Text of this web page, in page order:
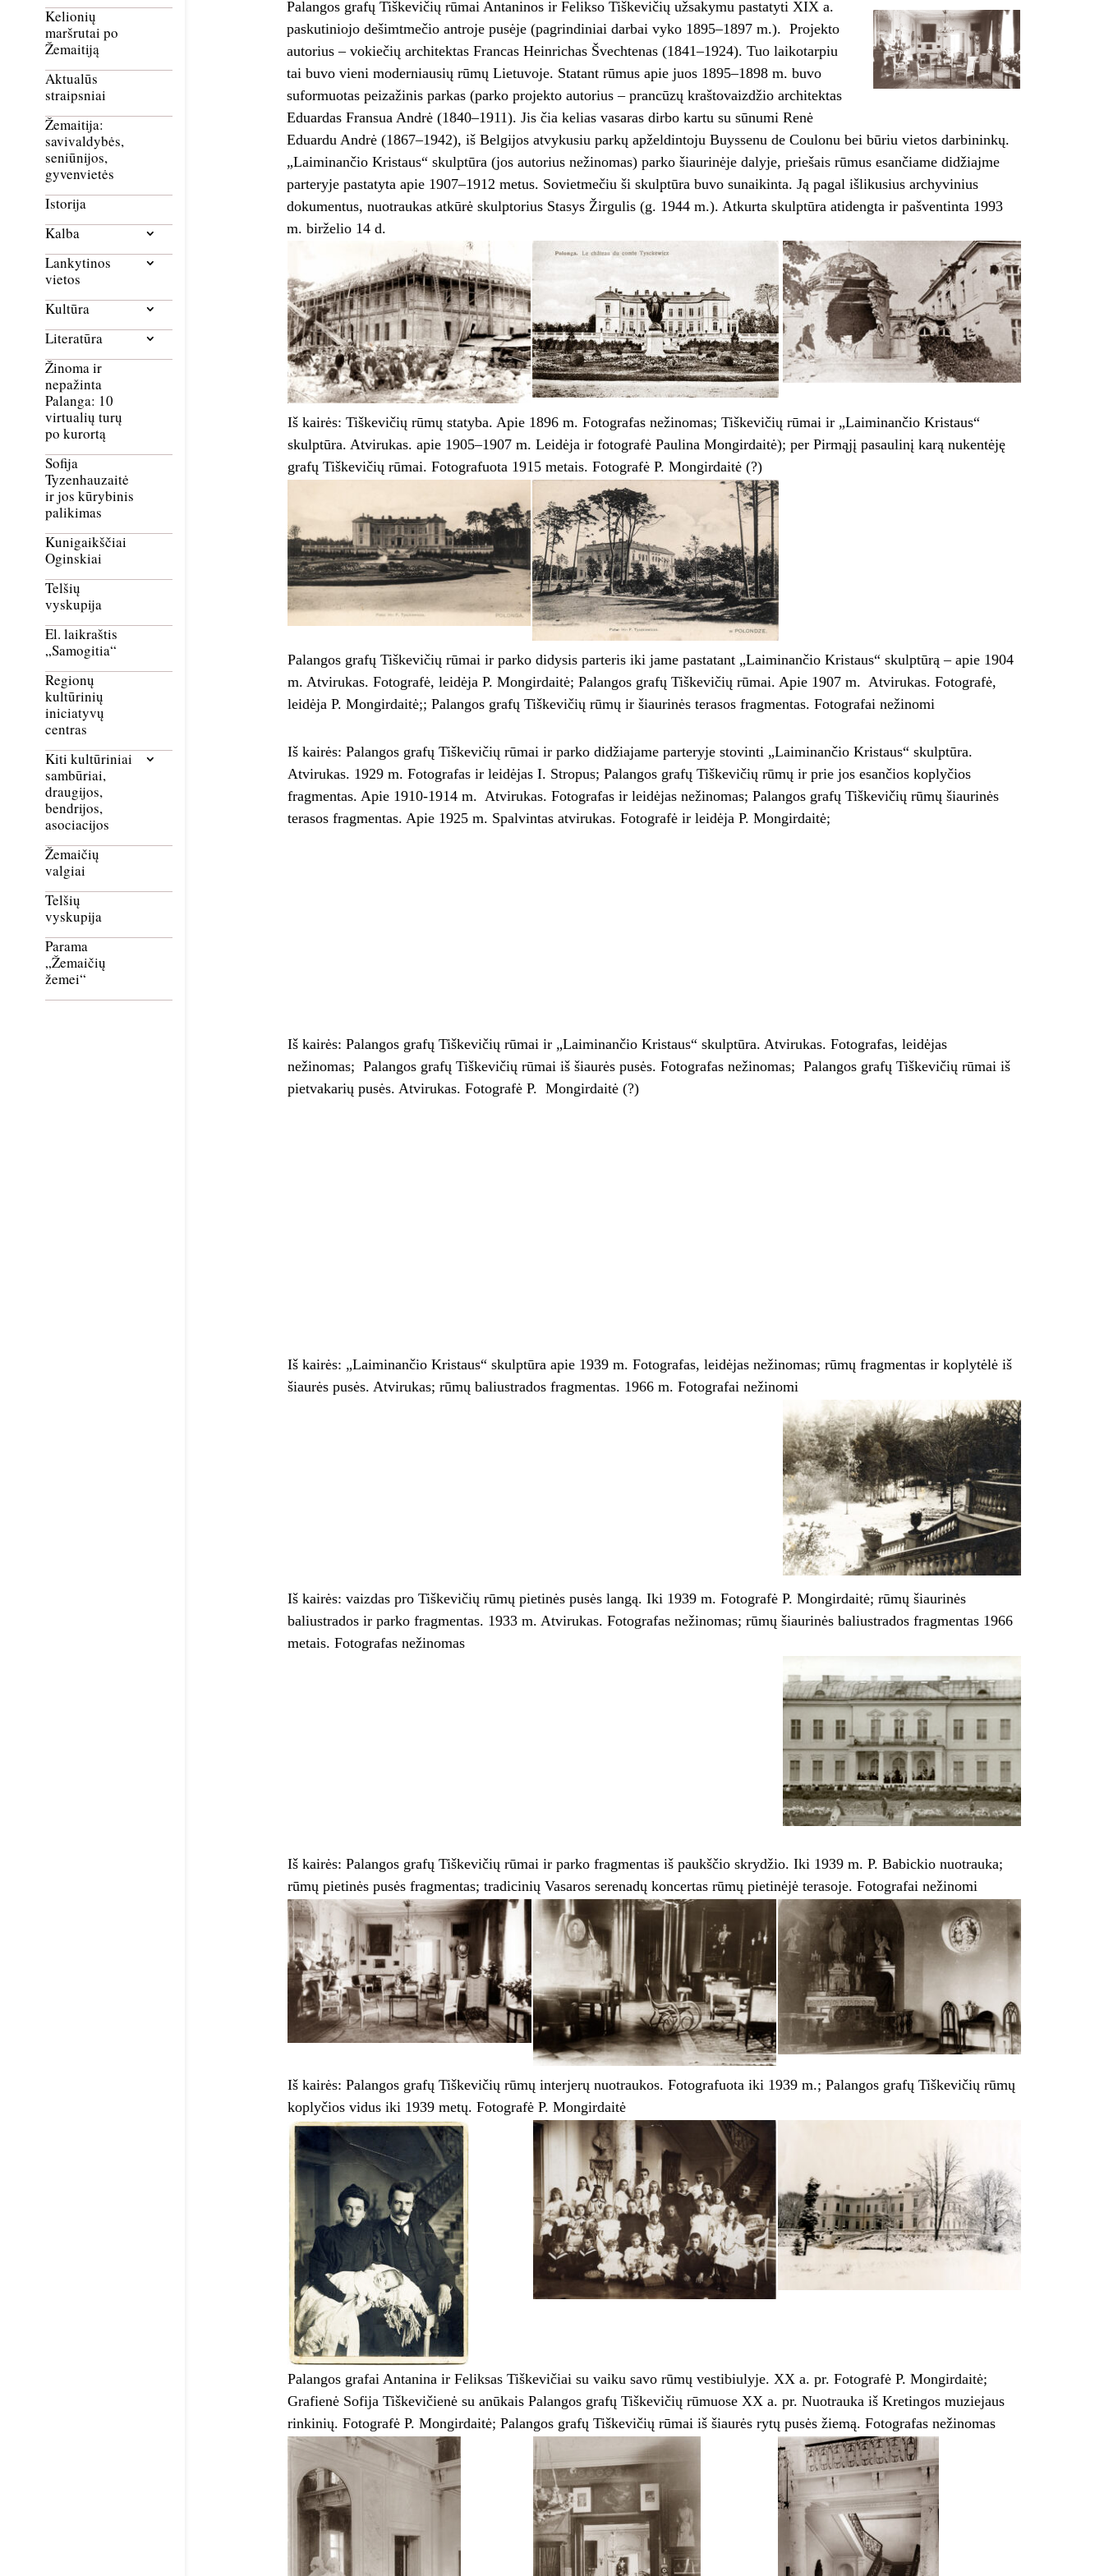
Kelionių
maršrutai po
Žemaitiją
Aktualūs
straipsniai
Žemaitija:
savivaldybės,
seniūnijos,
gyvenvietės
Istorija
Kalba
Lankytinos
vietos
Kultūra
Literatūra
Žinoma ir
nepažinta
Palanga: 10
virtualių turų
po kurortą
Sofija
Tyzenhauzaitė
ir jos kūrybinis
palikimas
Kunigaikščiai
Oginskiai
Telšių
vyskupija
El. laikraštis
„Samogitia“
Regionų
kultūrinių
iniciatyvų
centras
Kiti kultūriniai
sambūriai,
draugijos,
bendrijos,
asociacijos
Žemaičių
valgiai
Telšių
vyskupija
Parama
„Žemaičių
žemei“
Palangos grafų Tiškevičių rūmai Antaninos ir Felikso Tiškevičių užsakymu pastatyti XIX a.
paskutiniojo dešimtmečio antroje pusėje (pagrindiniai darbai vyko 1895–1897 m.). Projekto
autorius – vokiečių architektas Francas Heinrichas Švechtenas (1841–1924). Tuo laikotarpiu
tai buvo vieni moderniausių rūmų Lietuvoje. Statant rūmus apie juos 1895–1898 m. buvo
suformuotas peizažinis parkas (parko projekto autorius – prancūzų kraštovaizdžio architektas
Eduardas Fransua Andrė (1840–1911). Jis čia kelias vasaras dirbo kartu su sūnumi Renė
Eduardu Andrė (1867–1942), iš Belgijos atvykusiu parkų apželdintoju Buyssenu de Coulonu bei būriu vietos darbininkų.
„Laiminančio Kristaus“ skulptūra (jos autorius nežinomas) parko šiaurinėje dalyje, priešais rūmus esančiame didžiajme
parteryje pastatyta apie 1907–1912 metus. Sovietmečiu ši skulptūra buvo sunaikinta. Ją pagal išlikusius archyvinius
dokumentus, nuotraukas atkūrė skulptorius Stasys Žirgulis (g. 1944 m.). Atkurta skulptūra atidengta ir pašventinta 1993
m. birželio 14 d.
Iš kairės: Tiškevičių rūmų statyba. Apie 1896 m. Fotografas nežinomas; Tiškevičių rūmai ir „Laiminančio Kristaus“
skulptūra. Atvirukas. apie 1905–1907 m. Leidėja ir fotografė Paulina Mongirdaitė); per Pirmąjį pasaulinį karą nukentėję
grafų Tiškevičių rūmai. Fotografuota 1915 metais. Fotografė P. Mongirdaitė (?)
Palangos grafų Tiškevičių rūmai ir parko didysis parteris iki jame pastatant „Laiminančio Kristaus“ skulptūrą – apie 1904
m. Atvirukas. Fotografė, leidėja P. Mongirdaitė; Palangos grafų Tiškevičių rūmai. Apie 1907 m. Atvirukas. Fotografė,
leidėja P. Mongirdaitė;; Palangos grafų Tiškevičių rūmų ir šiaurinės terasos fragmentas. Fotografai nežinomi
Iš kairės: Palangos grafų Tiškevičių rūmai ir parko didžiajame parteryje stovinti „Laiminančio Kristaus“ skulptūra.
Atvirukas. 1929 m. Fotografas ir leidėjas I. Stropus; Palangos grafų Tiškevičių rūmų ir prie jos esančios koplyčios
fragmentas. Apie 1910-1914 m. Atvirukas. Fotografas ir leidėjas nežinomas; Palangos grafų Tiškevičių rūmų šiaurinės
terasos fragmentas. Apie 1925 m. Spalvintas atvirukas. Fotografė ir leidėja P. Mongirdaitė;
Iš kairės: Palangos grafų Tiškevičių rūmai ir „Laiminančio Kristaus“ skulptūra. Atvirukas. Fotografas, leidėjas
nežinomas; Palangos grafų Tiškevičių rūmai iš šiaurės pusės. Fotografas nežinomas; Palangos grafų Tiškevičių rūmai iš
pietvakarių pusės. Atvirukas. Fotografė P. Mongirdaitė (?)
Iš kairės: „Laiminančio Kristaus“ skulptūra apie 1939 m. Fotografas, leidėjas nežinomas; rūmų fragmentas ir koplytėlė iš
šiaurės pusės. Atvirukas; rūmų baliustrados fragmentas. 1966 m. Fotografai nežinomi
Iš kairės: vaizdas pro Tiškevičių rūmų pietinės pusės langą. Iki 1939 m. Fotografė P. Mongirdaitė; rūmų šiaurinės
baliustrados ir parko fragmentas. 1933 m. Atvirukas. Fotografas nežinomas; rūmų šiaurinės baliustrados fragmentas 1966
metais. Fotografas nežinomas
Iš kairės: Palangos grafų Tiškevičių rūmai ir parko fragmentas iš paukščio skrydžio. Iki 1939 m. P. Babickio nuotrauka;
rūmų pietinės pusės fragmentas; tradicinių Vasaros serenadų koncertas rūmų pietinėjė terasoje. Fotografai nežinomi
Iš kairės: Palangos grafų Tiškevičių rūmų interjerų nuotraukos. Fotografuota iki 1939 m.; Palangos grafų Tiškevičių rūmų
koplyčios vidus iki 1939 metų. Fotografė P. Mongirdaitė
Palangos grafai Antanina ir Feliksas Tiškevičiai su vaiku savo rūmų vestibiulyje. XX a. pr. Fotografė P. Mongirdaitė;
Grafienė Sofija Tiškevičienė su anūkais Palangos grafų Tiškevičių rūmuose XX a. pr. Nuotrauka iš Kretingos muziejaus
rinkinių. Fotografė P. Mongirdaitė; Palangos grafų Tiškevičių rūmai iš šiaurės rytų pusės žiemą. Fotografas nežinomas